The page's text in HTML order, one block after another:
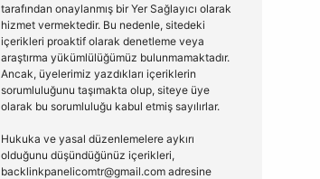
tarafından onaylanmış bir Yer Sağlayıcı olarak
hizmet vermektedir. Bu nedenle, sitedeki
içerikleri proaktif olarak denetleme veya
araştırma yükümlülüğümüz bulunmamaktadır.
Ancak, üyelerimiz yazdıkları içeriklerin
sorumluluğunu taşımakta olup, siteye üye
olarak bu sorumluluğu kabul etmiş sayılırlar.
Hukuka ve yasal düzenlemelere aykırı
olduğunu düşündüğünüz içerikleri,
backlinkpanelicomtr@gmail.comadresine